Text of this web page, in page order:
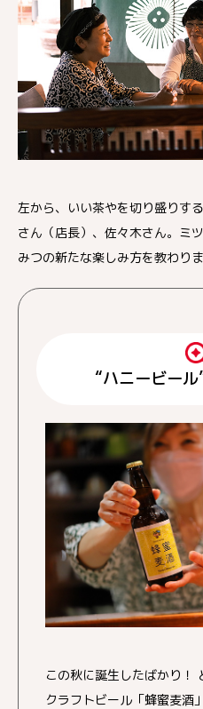
左から、いい茶やを切り盛りす
さん（店長）、佐々木さん。ミ
みつの新たな楽しみ方を教わりま
“ハニービー
この秋に誕生したばかり！
クラフトビール「蜂蜜麦酒